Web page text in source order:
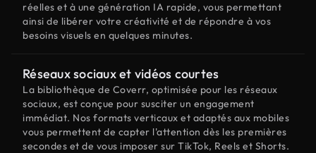
réelles et à une génération IA rapide, vous permettant
ainsi de libérer votre créativité et de répondre à vos
besoins visuels en quelques minutes.
Réseaux sociaux et vidéos courtes
La bibliothèque de Coverr, optimisée pour les réseaux
sociaux, est conçue pour susciter un engagement
immédiat. Nos formats verticaux et adaptés aux mobiles
vous permettent de capter l'attention dès les premières
secondes et de vous imposer sur TikTok, Reels et Shorts.